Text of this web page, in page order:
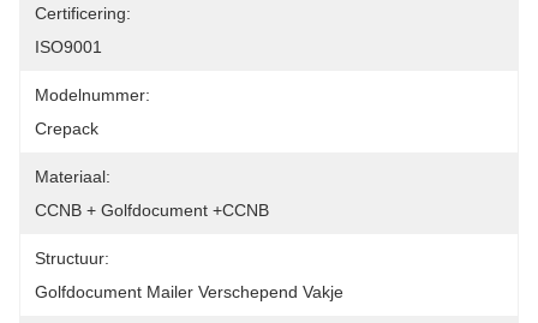
Certificering:
ISO9001
Modelnummer:
Crepack
Materiaal:
CCNB + Golfdocument +CCNB
Structuur:
Golfdocument Mailer Verschepend Vakje